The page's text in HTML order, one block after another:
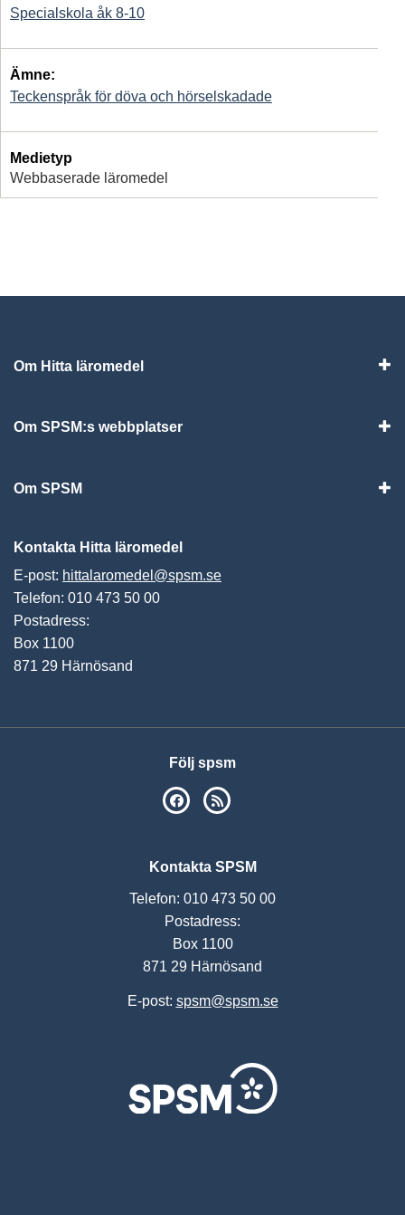
Specialskola åk 8-10
Ämne:
Teckenspråk för döva och hörselskadade
Medietyp
Webbaserade läromedel
Om Hitta läromedel
Om SPSM:s webbplatser
Om SPSM
Kontakta Hitta läromedel
E-post: hittalaromedel@spsm.se
Telefon: 010 473 50 00
Postadress:
Box 1100
871 29 Härnösand
Följ spsm
SPSM på Facebook
Kontakta SPSM
Telefon: 010 473 50 00
Postadress:
Box 1100
871 29 Härnösand
E-post: spsm@spsm.se